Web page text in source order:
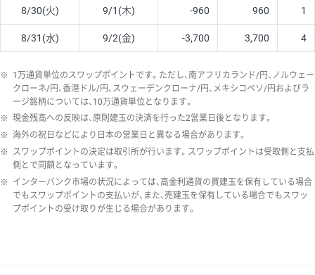
8/30(火) 9/1(木) -960 960 1
8/31(水) 9/2(金) -3,700 3,700 4
※ 1万通貨単位のスワップポイントです。ただし、南アフリカランド/円、ノルウェー
クローネ/円、香港ドル/円、スウェーデンクローナ/円、メキシコペソ/円およびラ
ージ銘柄については、10万通貨単位となります。
※ 現金残高への反映は、原則建玉の決済を行った2営業日後となります。
※ 海外の祝日などにより日本の営業日と異なる場合があります。
※ スワップポイントの決定は取引所が行います。スワップポイントは受取側と支払
側とで同額となっています。
※ インターバンク市場の状況によっては、高金利通貨の買建玉を保有している場合
でもスワップポイントの支払いが、また、売建玉を保有している場合でもスワッ
プポイントの受け取りが生じる場合があります。